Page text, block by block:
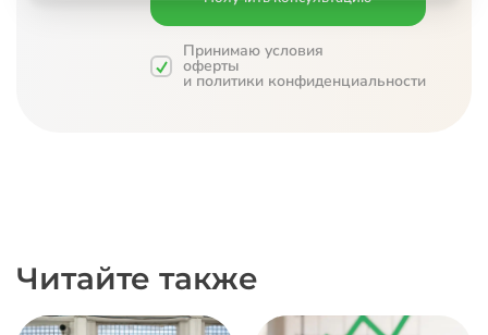
Принимаю условия
оферты
и политики конфиденциальности
Читайте также